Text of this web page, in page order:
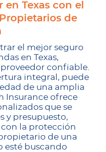
Texas con el
de
el mejor seguro
en Texas,
confiable.
integral, puede
de una amplia
Insurance ofrece
que se
y presupuesto,
la protección
de una
esté buscando